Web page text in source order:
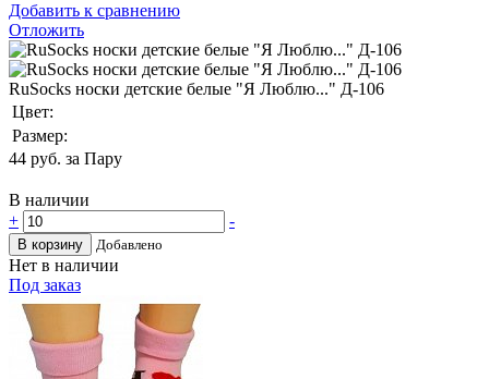
Добавить к сравнению
Отложить
RuSocks носки детские белые "Я Люблю..." Д-106
Цвет:
Размер:
44 руб. за Пару
В наличии
+
-
В корзину Добавлено
Нет в наличии
Под заказ